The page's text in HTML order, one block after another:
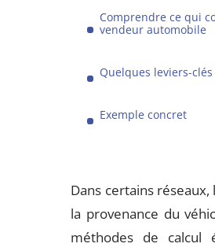
Comprendre ce qui
vendeur automobile
Quelques leviers-
Exemple concret
Dans certains
la provenance du
méthodes de calcul